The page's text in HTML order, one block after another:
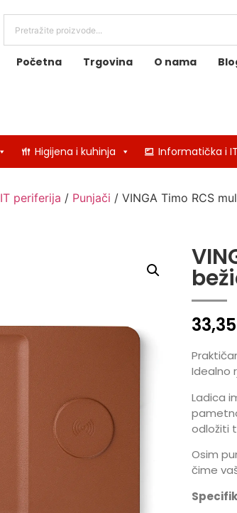
Početna Trgovina O nama
Higijena i kuhinja Informatička i
IT periferija / Punjači / VINGA Timo RCS
33,35
Idealno
Ladica
odložiti
Osim
čime